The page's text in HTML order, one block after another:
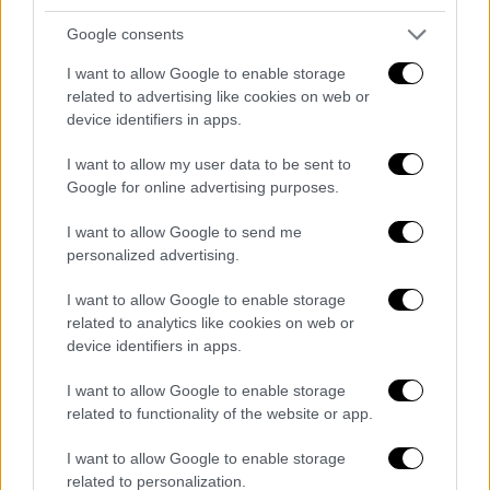
Google consents
I want to allow Google to enable storage
related to advertising like cookies on web or
device identifiers in apps.
I want to allow my user data to be sent to
Google for online advertising purposes.
I want to allow Google to send me
personalized advertising.
I want to allow Google to enable storage
related to analytics like cookies on web or
device identifiers in apps.
I want to allow Google to enable storage
related to functionality of the website or app.
I want to allow Google to enable storage
related to personalization.
αλλά και για να περιοριστεί η συνολική
φαρμακευτική δαπάνη.
Η πρώτη κίνηση που έχειήδη υλοποιηθεί
αφορά στην ψηφιοποίηση των SPC των
περίληψη των χαρακτηριστικών του
προϊόντος. Με την ψηφιοποίηση των
χαρακτηριστικών θα μπορεί να γίνει και
ηλεκτρονικά η διασταύρωση
να συνταγογραφείται ένα σκεύασμα σε
ογκολογικό ασθενή.
Ποια είναι τα νέα φίλτρα στα
ογκολογικά φάρμακα
Συγκεκριμένα τατέσσερα φίλτρα
που θα